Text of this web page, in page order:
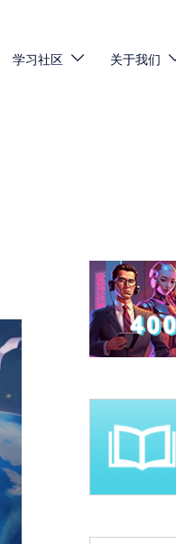
学习社区 关于我们